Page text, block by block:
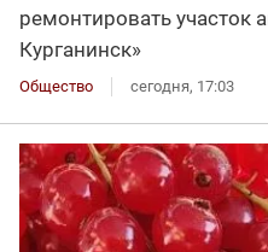
ремонтировать участок
Курганинск»
Общество сегодня, 17:03